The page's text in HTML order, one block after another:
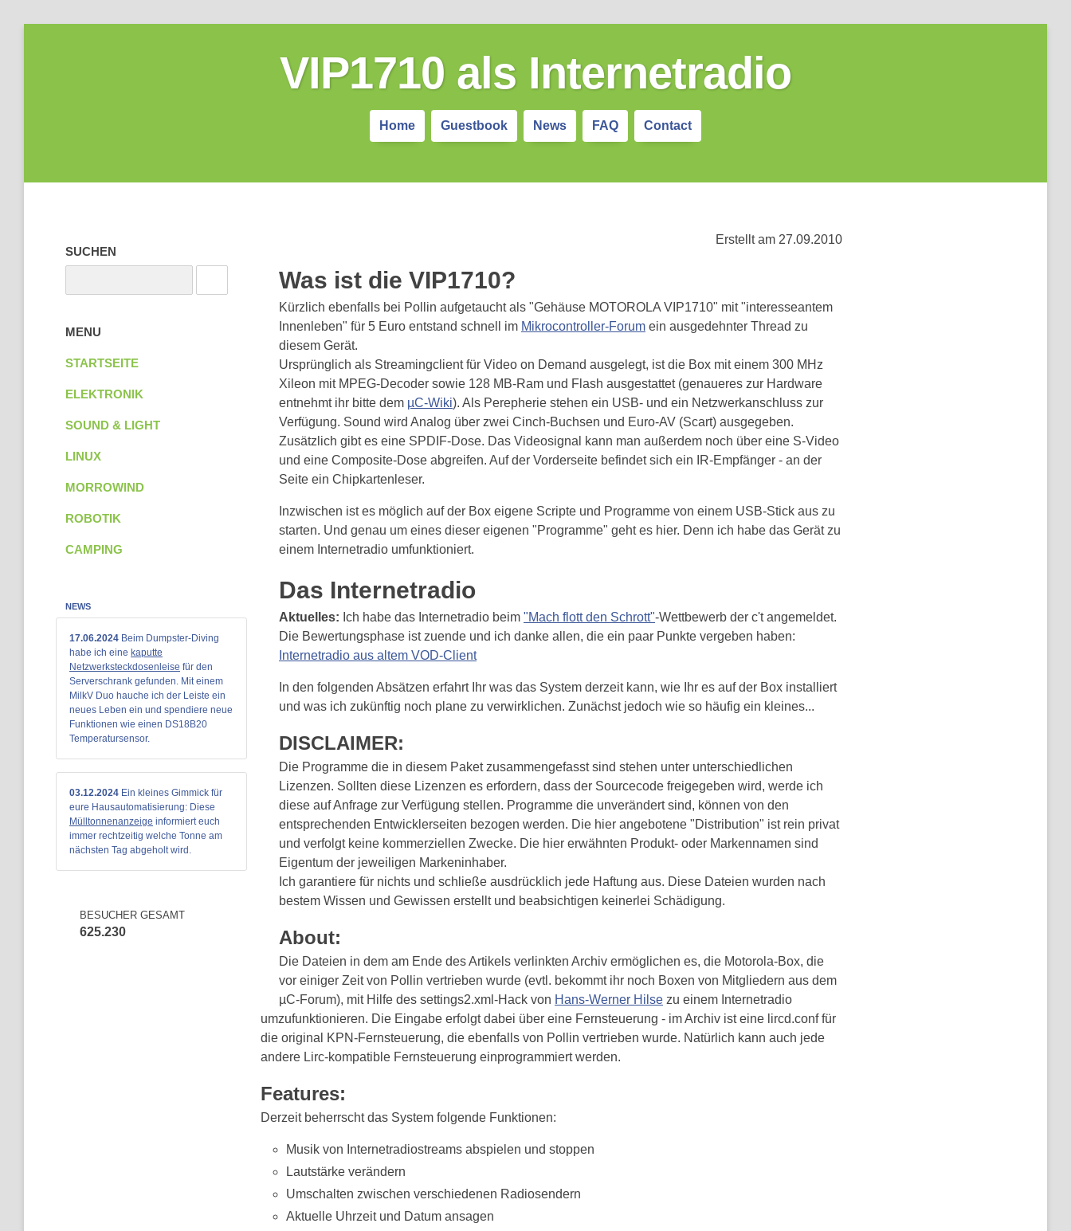
VIP1710 als Internetradio
Home Guestbook News FAQ Contact
SUCHEN
MENU
STARTSEITE
ELEKTRONIK
SOUND & LIGHT
LINUX
MORROWIND
ROBOTIK
CAMPING
NEWS
17.06.2024 Beim Dumpster-Diving
habe ich eine kaputte
Netzwerksteckdosenleise für den
Serverschrank gefunden. Mit einem
MilkV Duo hauche ich der Leiste ein
neues Leben ein und spendiere neue
Funktionen wie einen DS18B20
Temperatursensor.
03.12.2024 Ein kleines Gimmick für
eure Hausautomatisierung: Diese
Mülltonnenanzeige informiert euch
immer rechtzeitig welche Tonne am
nächsten Tag abgeholt wird.
BESUCHER GESAMT
625.230
Erstellt am 27.09.2010
Was ist die VIP1710?
Kürzlich ebenfalls bei Pollin aufgetaucht als "Gehäuse MOTOROLA VIP1710" mit "interesseantem
Innenleben" für 5 Euro entstand schnell im Mikrocontroller-Forum ein ausgedehnter Thread zu
diesem Gerät.
Ursprünglich als Streamingclient für Video on Demand ausgelegt, ist die Box mit einem 300 MHz
Xileon mit MPEG-Decoder sowie 128 MB-Ram und Flash ausgestattet (genaueres zur Hardware
entnehmt ihr bitte dem µC-Wiki). Als Perepherie stehen ein USB- und ein Netzwerkanschluss zur
Verfügung. Sound wird Analog über zwei Cinch-Buchsen und Euro-AV (Scart) ausgegeben.
Zusätzlich gibt es eine SPDIF-Dose. Das Videosignal kann man außerdem noch über eine S-Video
und eine Composite-Dose abgreifen. Auf der Vorderseite befindet sich ein IR-Empfänger - an der
Seite ein Chipkartenleser.
Inzwischen ist es möglich auf der Box eigene Scripte und Programme von einem USB-Stick aus zu
starten. Und genau um eines dieser eigenen "Programme" geht es hier. Denn ich habe das Gerät zu
einem Internetradio umfunktioniert.
Das Internetradio
Aktuelles: Ich habe das Internetradio beim "Mach flott den Schrott"-Wettbewerb der c't angemeldet.
Die Bewertungsphase ist zuende und ich danke allen, die ein paar Punkte vergeben haben:
Internetradio aus altem VOD-Client
In den folgenden Absätzen erfahrt Ihr was das System derzeit kann, wie Ihr es auf der Box installiert
und was ich zukünftig noch plane zu verwirklichen. Zunächst jedoch wie so häufig ein kleines...
DISCLAIMER:
Die Programme die in diesem Paket zusammengefasst sind stehen unter unterschiedlichen
Lizenzen. Sollten diese Lizenzen es erfordern, dass der Sourcecode freigegeben wird, werde ich
diese auf Anfrage zur Verfügung stellen. Programme die unverändert sind, können von den
entsprechenden Entwicklerseiten bezogen werden. Die hier angebotene "Distribution" ist rein privat
und verfolgt keine kommerziellen Zwecke. Die hier erwähnten Produkt- oder Markennamen sind
Eigentum der jeweiligen Markeninhaber.
Ich garantiere für nichts und schließe ausdrücklich jede Haftung aus. Diese Dateien wurden nach
bestem Wissen und Gewissen erstellt und beabsichtigen keinerlei Schädigung.
About:
Die Dateien in dem am Ende des Artikels verlinkten Archiv ermöglichen es, die Motorola-Box, die
vor einiger Zeit von Pollin vertrieben wurde (evtl. bekommt ihr noch Boxen von Mitgliedern aus dem
µC-Forum), mit Hilfe des settings2.xml-Hack von Hans-Werner Hilse zu einem Internetradio
umzufunktionieren. Die Eingabe erfolgt dabei über eine Fernsteuerung - im Archiv ist eine lircd.conf für
die original KPN-Fernsteuerung, die ebenfalls von Pollin vertrieben wurde. Natürlich kann auch jede
andere Lirc-kompatible Fernsteuerung einprogrammiert werden.
Features:
Derzeit beherrscht das System folgende Funktionen:
Musik von Internetradiostreams abspielen und stoppen
Lautstärke verändern
Umschalten zwischen verschiedenen Radiosendern
Aktuelle Uhrzeit und Datum ansagen